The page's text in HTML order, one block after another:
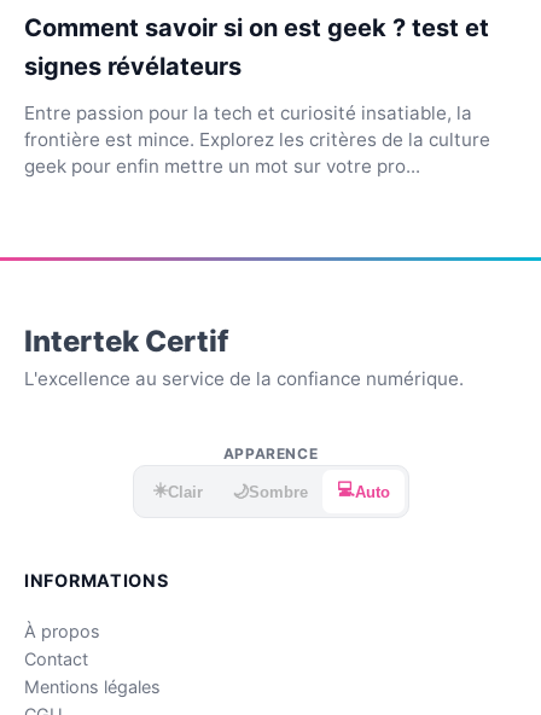
Comment savoir si on est geek ? test et
signes révélateurs
Entre passion pour la tech et curiosité insatiable, la
frontière est mince. Explorez les critères de la culture
geek pour enfin mettre un mot sur votre pro...
Intertek Certif
L'excellence au service de la confiance numérique.
APPARENCE
☀️Clair 🌙Sombre 💻Auto
INFORMATIONS
À propos
Contact
Mentions légales